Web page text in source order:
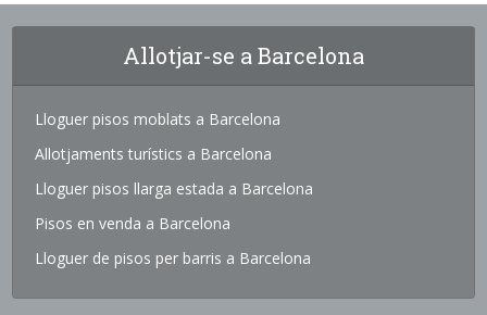
Allotjar-se a Barcelona
Lloguer pisos moblats a Barcelona
Allotjaments turístics a Barcelona
Lloguer pisos llarga estada a Barcelona
Pisos en venda a Barcelona
Lloguer de pisos per barris a Barcelona